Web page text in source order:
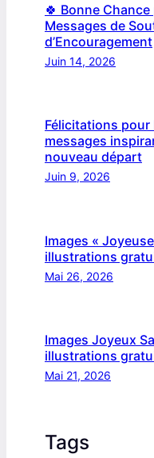
🍀 Bonne
Messages de
d’Encouragement
Juin 14, 2026
Félicitations pour
messages
nouveau départ
Juin 9, 2026
Images «
illustrations
Mai 26, 2026
Images Joyeux
illustrations
Mai 21, 2026
Tags